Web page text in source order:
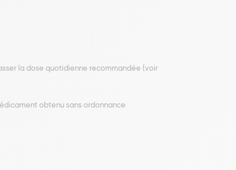
la dose quotidienne recommandée (voir
obtenu sans ordonnance